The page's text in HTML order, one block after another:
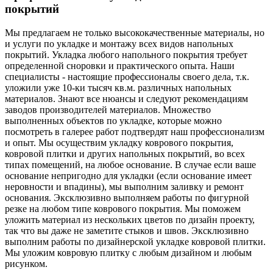
покрытий
Мы предлагаем не только высококачественные материалы, но
и услуги по укладке и монтажу всех видов напольных
покрытий. Укладка любого напольного покрытия требует
определенной сноровки и практического опыта. Наши
специалисты - настоящие профессионалы своего дела, т.к.
уложили уже 10-ки тысяч кв.м. различных напольных
материалов. Знают все нюансы и следуют рекомендациям
заводов производителей материалов. Множество
выполненных объектов по укладке, которые можно
посмотреть в галерее работ подтвердят наш профессионализм
и опыт. Мы осуществим укладку коврового покрытия,
ковровой плитки и других напольных покрытий, во всех
типах помещений, на любое основание. В случае если ваше
основание непригодно для укладки (если основание имеет
неровности и впадины), мы выполним заливку и ремонт
основания. Эксклюзивно выполняем работы по фигурной
резке на любом типе коврового покрытия. Мы поможем
уложить материал из нескольких цветов по дизайн проекту,
так что вы даже не заметите стыков и швов. Эксклюзивно
выполним работы по дизайнерской укладке ковровой плитки.
Мы уложим ковровую плитку с любым дизайном и любым
рисунком.